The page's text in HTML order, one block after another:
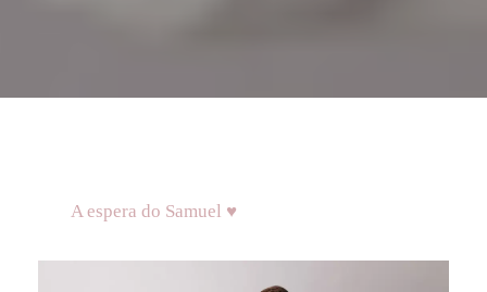
A espera do Samuel ♥️